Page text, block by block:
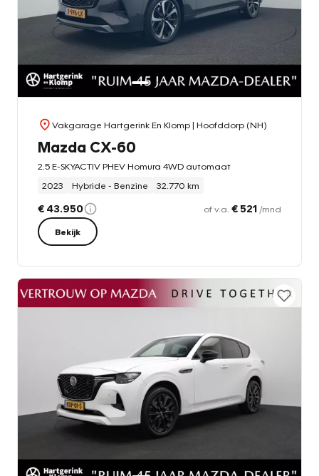
Vakgarage Hartgerink En Klomp| Hoofddorp (NH)
Mazda CX-60
2.5 E-SKYACTIV PHEV Homura 4WD automaat
2023
Hybride - Benzine 32.770 km
€ 43.950 of v.a. € 521 /mnd
Bekijk